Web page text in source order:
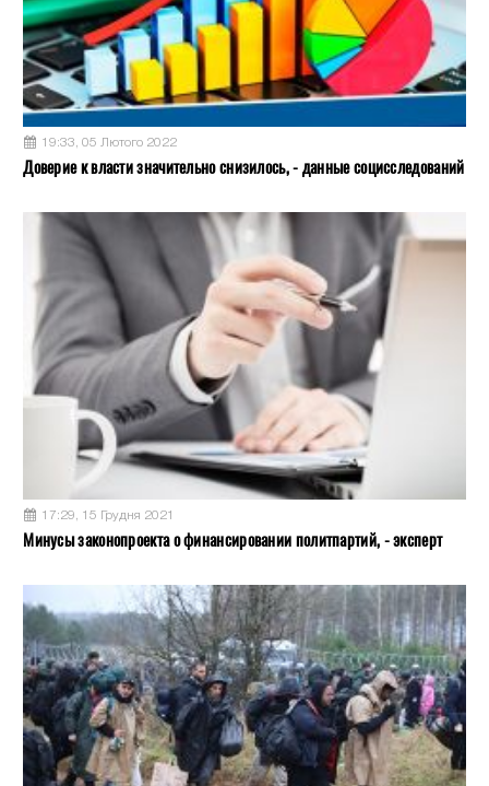
19:33, 05 Лютого 2022
Доверие к власти значительно снизилось, - данные социсследований
17:29, 15 Грудня 2021
Минусы законопроекта о финансировании политпартий, - эксперт